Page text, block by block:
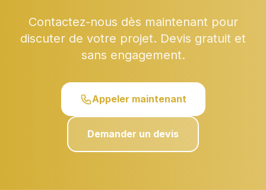
Contactez-nous dès maintenant pour
discuter de votre projet. Devis gratuit et
sans engagement.
Appeler maintenant
Demander un devis